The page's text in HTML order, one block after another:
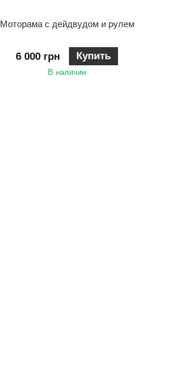
Моторама с дейдвудом и рулем
6 000 грн Купить
В наличии